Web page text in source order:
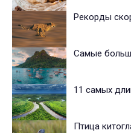
Рекорды
Самые
11 самых
Птица